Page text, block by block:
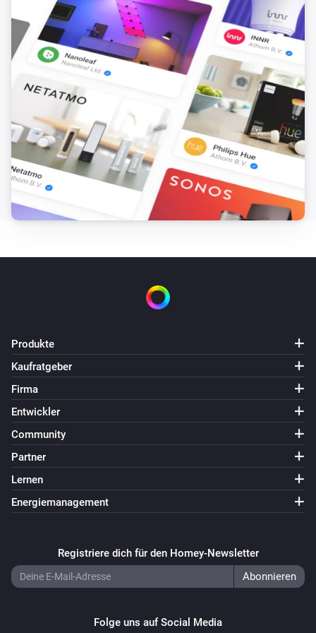
Temperature and Humidity Sensor (SNZB-02)
Der Batterie-Alarm ist ausgegangen
Temperature and Humidity Sensor (SNZB-02P)
Die Temperatur hat sich geändert
Temperature and Humidity Sensor (SNZB-02P)
Die Luftfeuchtigkeit hat sich geändert
Temperature and Humidity Sensor (SNZB-02P)
Der Batteriestand hat sich geändert
Temperature and Humidity Sensor (SNZB-02P)
Der Batterie-Alarm ist angegangen
Der Batterie-Alarm ist ausgegangen
Wireless Switch (SNZB-01)
Wireless Switch (SNZB-01)
Long press
Produkte
Kaufratgeber
Firma
Entwickler
Community
Partner
Lernen
Energiemanagement
Registriere dich für den Homey-Newsletter
Folge uns auf Social Media